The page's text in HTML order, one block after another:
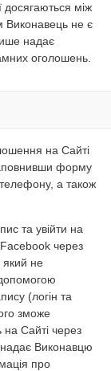
досягаються між
Виконавець не є
надає
оголошень.
на Сайті
форму
а також
та увійти на
Facebook через
який не
(логін та
зможе
на Сайті через
Виконавцю
про